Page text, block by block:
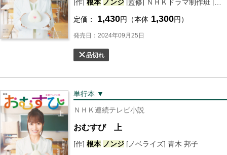
[作] 根本 ノンジ [監修] ＮＨＫドラマ制作班 [編] ＮＨＫ出版
定価： 1,430円（本体 1,300円）
発売日：2024年09月25日
品切れ
単行本 ▼
ＮＨＫ連続テレビ小説
おむすび 上
[作] 根本 ノンジ [ノベライズ] 青木 邦子